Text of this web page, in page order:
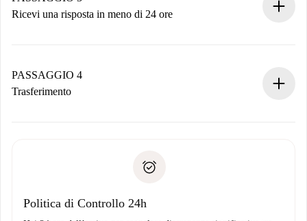
Ricevi una risposta in meno di 24 ore
contatto con il proprietario.
Se rifiutata: non ti addebiteremo nulla e ti proporremo
Domiciliazione del pagamento
PASSAGGIO 4
Trasferimento
solo se non segnali problemi.
Politica di Controllo 24h